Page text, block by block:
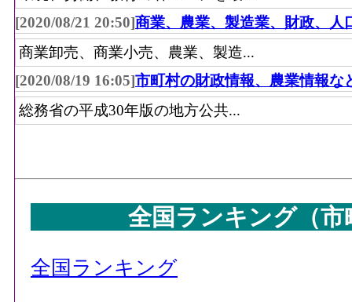
[2020/08/21 20:50]商業、農業、製造業、財政、人
商業卸売、商業小売、農業、製造...
[2020/08/19 16:05]市町村の財政情報、農業情報な
総務省の平成30年版の地方公共...
全国ランキング（
全国ランキング